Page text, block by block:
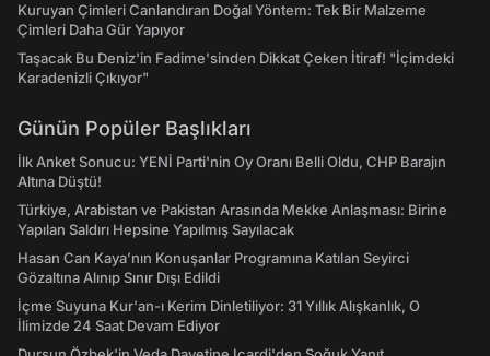
Kuruyan Çimleri Canlandıran Doğal Yöntem: Tek Bir Malzeme
Çimleri Daha Gür Yapıyor
Taşacak Bu Deniz'in Fadime'sinden Dikkat Çeken İtiraf! "İçimdeki
Karadenizli Çıkıyor"
Günün Popüler Başlıkları
İlk Anket Sonucu: YENİ Parti'nin Oy Oranı Belli Oldu, CHP Barajın
Altına Düştü!
Türkiye, Arabistan ve Pakistan Arasında Mekke Anlaşması: Birine
Yapılan Saldırı Hepsine Yapılmış Sayılacak
Hasan Can Kaya’nın Konuşanlar Programına Katılan Seyirci
Gözaltına Alınıp Sınır Dışı Edildi
İçme Suyuna Kur'an-ı Kerim Dinletiliyor: 31 Yıllık Alışkanlık, O
İlimizde 24 Saat Devam Ediyor